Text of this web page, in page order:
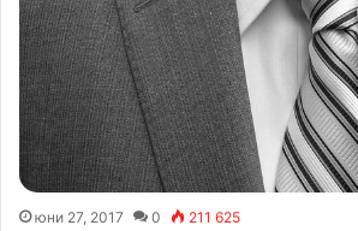
юни 27, 2017 0 211 625